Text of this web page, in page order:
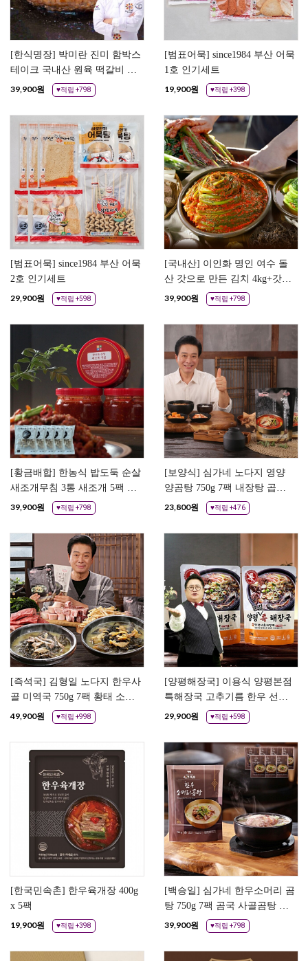
[한식명장] 박미란 진미 함박스
테이크 국내산 원육 떡갈비 28
개 햄버거스테이크
39,900원 ♥적립 +798
[범표어묵] since1984 부산 어묵
1호 인기세트
19,900원 ♥적립 +398
[범표어묵] since1984 부산 어묵
2호 인기세트
29,900원 ♥적립 +598
[국내산] 이인화 명인 여수 돌
산 갓으로 만든 김치 4kg+갓물
김치 1kg
39,900원 ♥적립 +798
[황금배합] 한농식 밥도둑 순살
새조개무침 3통 새조개 5팩 손
질 자연산 새조개 조개살
39,900원 ♥적립 +798
[보양식] 심가네 노다지 영양
양곰탕 750g 7팩 내장탕 곱창
전골 한우사골 곰탕 즉석국
23,800원 ♥적립 +476
[즉석국] 김형일 노다지 한우사
골 미역국 750g 7팩 황태 소고
기 미역국
49,900원 ♥적립 +998
[양평해장국] 이용식 양평본점
특해장국 고추기름 한우 선지
탕 내장국
29,900원 ♥적립 +598
[한국민속촌] 한우육개장 400g
x 5팩
19,900원 ♥적립 +398
[백승일] 심가네 한우소머리 곰
탕 750g 7팩 곰국 사골곰탕 소
머리국밥 즉석국
39,900원 ♥적립 +798